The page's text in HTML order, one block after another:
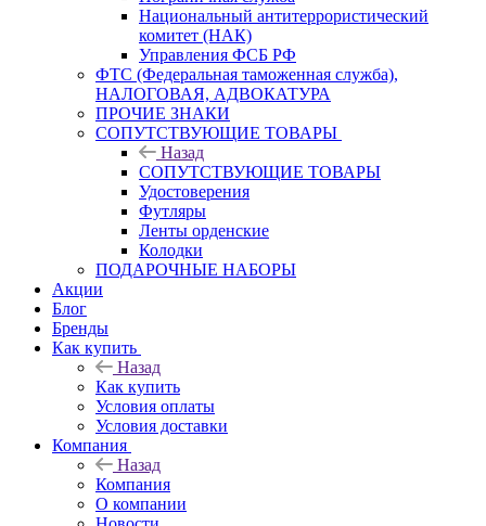
Национальный антитеррористический
комитет (НАК)
Управления ФСБ РФ
ФТС (Федеральная таможенная служба),
НАЛОГОВАЯ, АДВОКАТУРА
ПРОЧИЕ ЗНАКИ
СОПУТСТВУЮЩИЕ ТОВАРЫ
Назад
СОПУТСТВУЮЩИЕ ТОВАРЫ
Удостоверения
Футляры
Ленты орденские
Колодки
ПОДАРОЧНЫЕ НАБОРЫ
Акции
Блог
Бренды
Как купить
Назад
Как купить
Условия оплаты
Условия доставки
Компания
Назад
Компания
О компании